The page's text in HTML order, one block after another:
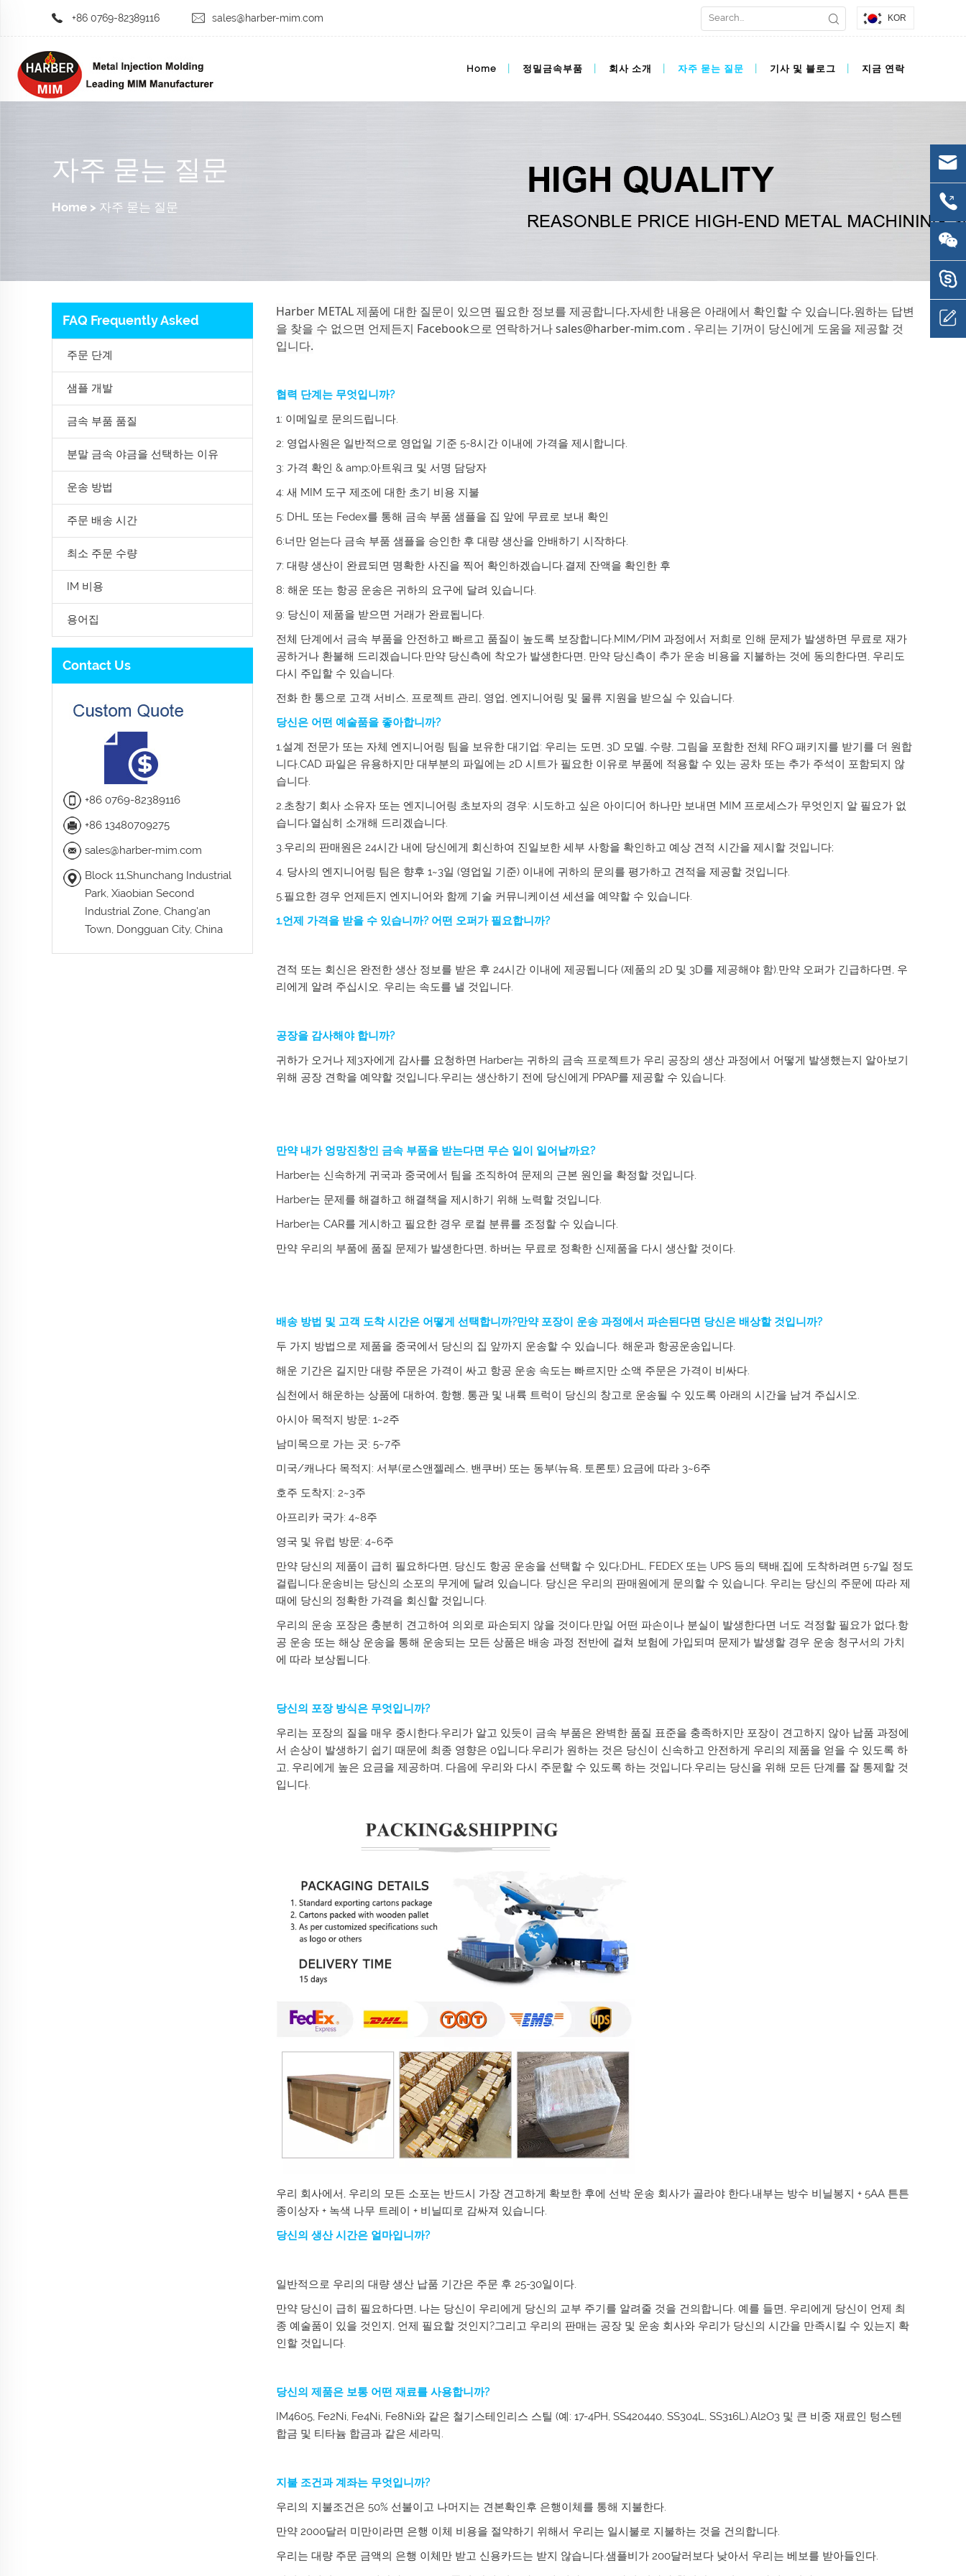
+86 0769-82389116 sales@harber-mim.com KOR
Home 정밀금속부품 회사 소개 자주 묻는 질문 기사 및 블로그 지금 연락
자주 묻는 질문
Home > 자주 묻는 질문
FAQ Frequently Asked
주문 단계
샘플 개발
금속 부품 품질
분말 금속 야금을 선택하는 이유
운송 방법
주문 배송 시간
최소 주문 수량
IM 비용
용어집
Contact Us
+86 0769-82389116
+86 13480709275
sales@harber-mim.com
Block 11,Shunchang Industrial
Park, Xiaobian Second
Industrial Zone, Chang'an
Town, Dongguan City, China
Harber METAL 제품에 대한 질문이 있으면 필요한 정보를 제공합니다.자세한 내용은 아래에서 확인할 수 있습니다.원하는 답변
을 찾을 수 없으면 언제든지 Facebook으로 연락하거나sales@harber-mim.com . 우리는 기꺼이 당신에게 도움을 제공할 것
입니다.
협력 단계는 무엇입니까?
1: 이메일로 문의드립니다.
2: 영업사원은 일반적으로 영업일 기준 5-8시간 이내에 가격을 제시합니다.
3: 가격 확인 & amp;아트워크 및 서명 담당자
4: 새 MIM 도구 제조에 대한 초기 비용 지불
5: DHL 또는 Fedex를 통해 금속 부품 샘플을 집 앞에 무료로 보내 확인
6:너만 얻는다 금속 부품 샘플을 승인한 후 대량 생산을 안배하기 시작하다.
7: 대량 생산이 완료되면 명확한 사진을 찍어 확인하겠습니다.결제 잔액을 확인한 후
8: 해운 또는 항공 운송은 귀하의 요구에 달려 있습니다.
9: 당신이 제품을 받으면 거래가 완료됩니다.
전체 단계에서 금속 부품을 안전하고 빠르고 품질이 높도록 보장합니다.MIM/PIM 과정에서 저희로 인해 문제가 발생하면 무료로 재가
공하거나 환불해 드리겠습니다.만약 당신측에 착오가 발생한다면, 만약 당신측이 추가 운송 비용을 지불하는 것에 동의한다면, 우리도
다시 주입할 수 있습니다.
전화 한 통으로 고객 서비스, 프로젝트 관리, 영업, 엔지니어링 및 물류 지원을 받으실 수 있습니다.
당신은 어떤 예술품을 좋아합니까?
1.설계 전문가 또는 자체 엔지니어링 팀을 보유한 대기업: 우리는 도면, 3D 모델, 수량, 그림을 포함한 전체 RFQ 패키지를 받기를 더 원합
니다.CAD 파일은 유용하지만 대부분의 파일에는 2D 시트가 필요한 이유로 부품에 적용할 수 있는 공차 또는 추가 주석이 포함되지 않
습니다.
2.초창기 회사 소유자 또는 엔지니어링 초보자의 경우: 시도하고 싶은 아이디어 하나만 보내면 MIM 프로세스가 무엇인지 알 필요가 없
습니다.열심히 소개해 드리겠습니다.
3.우리의 판매원은 24시간 내에 당신에게 회신하여 진일보한 세부 사항을 확인하고 예상 견적 시간을 제시할 것입니다;
4. 당사의 엔지니어링 팀은 향후 1~3일 (영업일 기준) 이내에 귀하의 문의를 평가하고 견적을 제공할 것입니다.
5.필요한 경우 언제든지 엔지니어와 함께 기술 커뮤니케이션 세션을 예약할 수 있습니다.
1.언제 가격을 받을 수 있습니까? 어떤 오퍼가 필요합니까?
견적 또는 회신은 완전한 생산 정보를 받은 후 24시간 이내에 제공됩니다 (제품의 2D 및 3D를 제공해야 함).만약 오퍼가 긴급하다면, 우
리에게 알려 주십시오. 우리는 속도를 낼 것입니다.
공장을 감사해야 합니까?
귀하가 오거나 제3자에게 감사를 요청하면 Harber는 귀하의 금속 프로젝트가 우리 공장의 생산 과정에서 어떻게 발생했는지 알아보기
위해 공장 견학을 예약할 것입니다.우리는 생산하기 전에 당신에게 PPAP를 제공할 수 있습니다.
만약 내가 엉망진창인 금속 부품을 받는다면 무슨 일이 일어날까요?
Harber는 신속하게 귀국과 중국에서 팀을 조직하여 문제의 근본 원인을 확정할 것입니다.
Harber는 문제를 해결하고 해결책을 제시하기 위해 노력할 것입니다.
Harber는 CAR를 게시하고 필요한 경우 로컬 분류를 조정할 수 있습니다.
만약 우리의 부품에 품질 문제가 발생한다면, 하버는 무료로 정확한 신제품을 다시 생산할 것이다.
배송 방법 및 고객 도착 시간은 어떻게 선택합니까?만약 포장이 운송 과정에서 파손된다면 당신은 배상할 것입니까?
두 가지 방법으로 제품을 중국에서 당신의 집 앞까지 운송할 수 있습니다. 해운과 항공운송입니다.
해운 기간은 길지만 대량 주문은 가격이 싸고 항공 운송 속도는 빠르지만 소액 주문은 가격이 비싸다.
심천에서 해운하는 상품에 대하여, 항행, 통관 및 내륙 트럭이 당신의 창고로 운송될 수 있도록 아래의 시간을 남겨 주십시오.
아시아 목적지 방문: 1~2주
남미목으로 가는 곳: 5~7주
미국/캐나다 목적지: 서부(로스앤젤레스, 밴쿠버) 또는 동부(뉴욕, 토론토) 요금에 따라 3~6주
호주 도착지: 2~3주
아프리카 국가: 4~8주
영국 및 유럽 방문: 4~6주
만약 당신의 제품이 급히 필요하다면, 당신도 항공 운송을 선택할 수 있다;DHL, FEDEX 또는 UPS 등의 택배.집에 도착하려면 5-7일 정도
걸립니다.운송비는 당신의 소포의 무게에 달려 있습니다. 당신은 우리의 판매원에게 문의할 수 있습니다. 우리는 당신의 주문에 따라 제
때에 당신의 정확한 가격을 회신할 것입니다.
우리의 운송 포장은 충분히 견고하여 의외로 파손되지 않을 것이다.만일 어떤 파손이나 분실이 발생한다면 너도 걱정할 필요가 없다.항
공 운송 또는 해상 운송을 통해 운송되는 모든 상품은 배송 과정 전반에 걸쳐 보험에 가입되며 문제가 발생할 경우 운송 청구서의 가치
에 따라 보상됩니다.
당신의 포장 방식은 무엇입니까?
우리는 포장의 질을 매우 중시한다.우리가 알고 있듯이 금속 부품은 완벽한 품질 표준을 충족하지만 포장이 견고하지 않아 납품 과정에
서 손상이 발생하기 쉽기 때문에 최종 영향은 0입니다.우리가 원하는 것은 당신이 신속하고 안전하게 우리의 제품을 얻을 수 있도록 하
고, 우리에게 높은 요금을 제공하며, 다음에 우리와 다시 주문할 수 있도록 하는 것입니다.우리는 당신을 위해 모든 단계를 잘 통제할 것
입니다.
우리 회사에서, 우리의 모든 소포는 반드시 가장 견고하게 확보한 후에 선박 운송 회사가 골라야 한다.내부는 방수 비닐봉지 + 5AA 튼튼
종이상자 + 녹색 나무 트레이 + 비닐띠로 감싸져 있습니다.
당신의 생산 시간은 얼마입니까?
일반적으로 우리의 대량 생산 납품 기간은 주문 후 25-30일이다.
만약 당신이 급히 필요하다면, 나는 당신이 우리에게 당신의 교부 주기를 알려줄 것을 건의합니다. 예를 들면, 우리에게 당신이 언제 최
종 예술품이 있을 것인지, 언제 필요할 것인지?그리고 우리의 판매는 공장 및 운송 회사와 우리가 당신의 시간을 만족시킬 수 있는지 확
인할 것입니다.
당신의 제품은 보통 어떤 재료를 사용합니까?
IM4605, Fe2Ni, Fe4Ni, Fe8Ni와 같은 철기스테인리스 스틸 (예: 17-4PH, SS420440, SS304L, SS316L).Al2O3 및 큰 비중 재료인 텅스텐
합금 및 티타늄 합금과 같은 세라믹.
지불 조건과 계좌는 무엇입니까?
우리의 지불조건은 50% 선불이고 나머지는 견본확인후 은행이체를 통해 지불한다.
만약 2000달러 미만이라면 은행 이체 비용을 절약하기 위해서 우리는 일시불로 지불하는 것을 건의합니다.
우리는 대량 주문 금액의 은행 이체만 받고 신용카드는 받지 않습니다.샘플비가 200달러보다 낮아서 우리는 베보를 받아들인다.